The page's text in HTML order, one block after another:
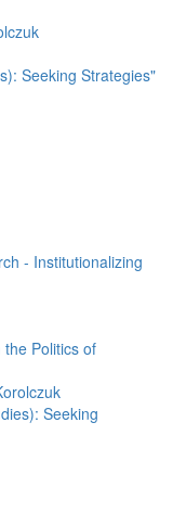
Seeking Strategies"
- Institutionalizing
Politics of
Seeking